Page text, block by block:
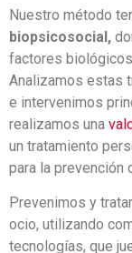
Nuestro método
biopsicosocial,
factores
Analizamos estas
e intervenimos
realizamos una
un tratamiento
para la prevención
Prevenimos y
ocio, utilizando
tecnologías, que